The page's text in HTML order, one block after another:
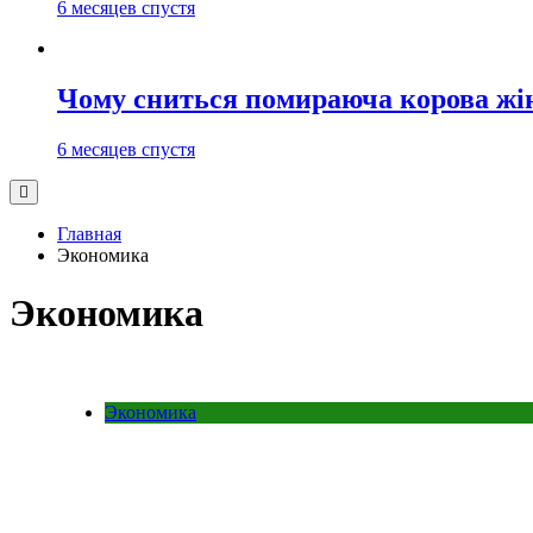
6 месяцев спустя
Чому сниться помираюча корова
6 месяцев спустя
Главная
Экономика
Экономика
Экономика